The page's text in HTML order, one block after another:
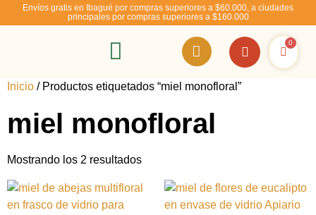
Envíos gratis en Ibagué por compras superiores a $60.000, a ciudades
principales por compras superiores a $160.000
0
Inicio / Productos etiquetados “miel monofloral”
miel monofloral
Mostrando los 2 resultados